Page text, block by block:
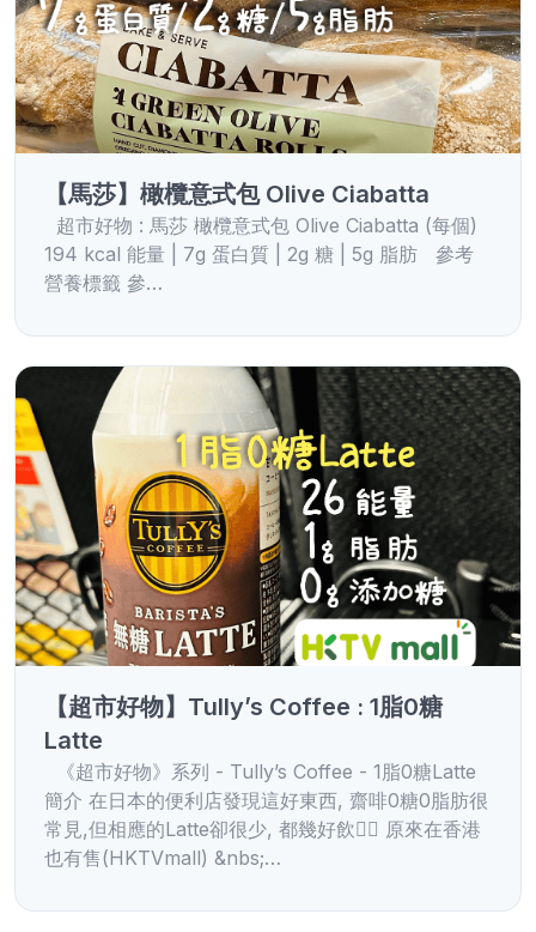
【馬莎】橄欖意式包 Olive Ciabatta
超市好物 : 馬莎 橄欖意式包 Olive Ciabatta (每個)
194 kcal 能量 | 7g 蛋白質 | 2g 糖 | 5g 脂肪 參考
營養標籤 參…
【超市好物】Tully’s Coffee : 1脂0糖
Latte
《超市好物》系列 - Tully’s Coffee - 1脂0糖Latte
簡介 在日本的便利店發現這好東西, 齋啡0糖0脂肪很
常見,但相應的Latte卻很少, 都幾好飲👌🏻 原來在香港
也有售(HKTVmall) &nbs;…